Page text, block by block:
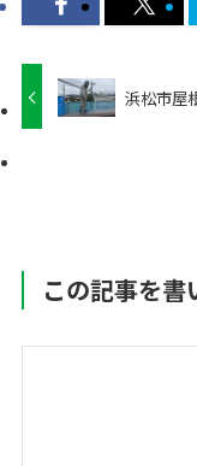
浜松市屋
この記事を書